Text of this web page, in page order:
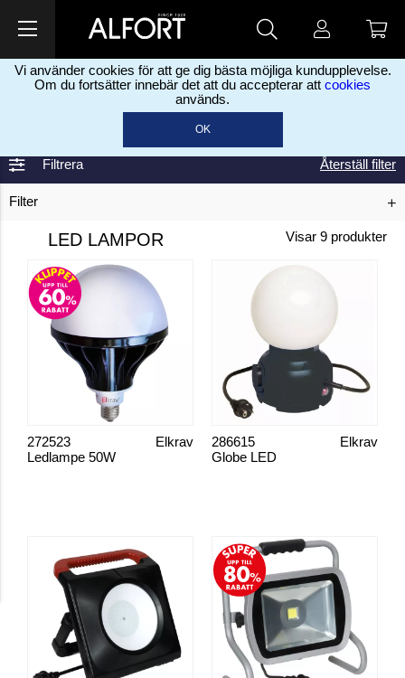
Vi använder cookies för att ge dig bästa möjliga kundupplevelse.
Om du fortsätter innebär det att du accepterar att cookies
används.
OK
Elartikler
Filtrera
Filter
Återställ filter
LED LAMPOR Visar 9 produkter
Ledlampe 50W
Elkrav
272523
Globe LED
Elkrav
286615